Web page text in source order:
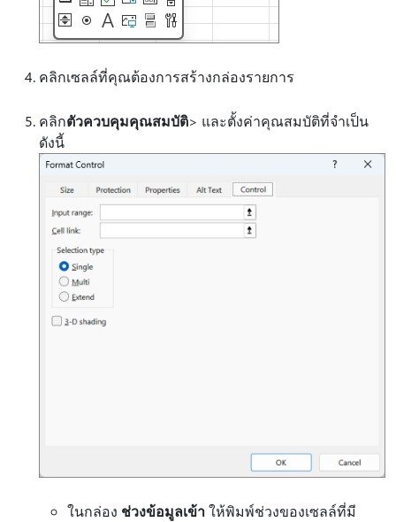
คลิกเซลล์ที่คุณต้องการสร้างกล่องรายการ
คลิกตัวควบคุมคุณสมบัติ> และตั้งค่าคุณสมบัติที่จําเป็น
ดังนี้
ในกล่อง ช่วงข้อมูลเข้าให้พิมพ์ช่วงของเซลล์ที่มี